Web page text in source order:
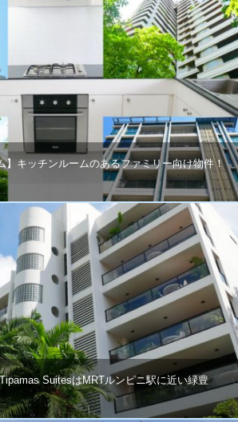
】キッチンルームのあるファミリー向け物件！
SuitesはMRTルンピニ駅に近い緑豊